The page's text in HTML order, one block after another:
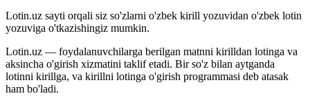
Lotin.uz sayti orqali siz so'zlarni o'zbek kirill yozuvidan o'zbek lotin
yozuviga o'tkazishingiz mumkin.
Lotin.uz — foydalanuvchilarga berilgan matnni kirilldan lotinga va
aksincha o'girish xizmatini taklif etadi. Bir so'z bilan aytganda
lotinni kirillga, va kirillni lotinga o'girish programmasi deb atasak
ham bo'ladi.